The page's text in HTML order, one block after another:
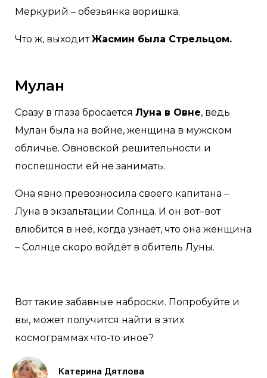
Меркурий – обезьянка воришка.
Что ж, выходитЖасмин была Стрельцом.
Мулан
Сразу в глаза бросается Луна в Овне, ведь
Мулан была на войне, женщина в мужском
обличье. Овновской решительности и
поспешности ей не занимать.
Она явно превозносила своего капитана –
Луна в экзальтации Солнца. И он вот–вот
влюбится в неё, когда узнает, что она женщина
– Солнце скоро войдёт в обитель Луны.
Вот такие забавные наброски. Попробуйте и
вы, может получится найти в этих
космограммах что-то иное?
Катерина Дятлова